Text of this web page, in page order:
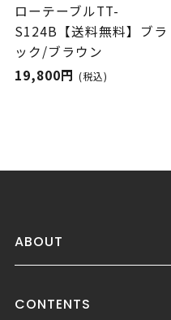
ローテーブルTT-
S124B【送料無料】ブラ
ック/ブラウン
19,800円 (税込)
ABOUT
CONTENTS